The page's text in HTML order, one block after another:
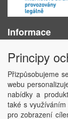
Informace
Obchodní
Ochrana osobních
Kontakt
Losování účtenek
Aktuality
Nastavení
Principy
Přizpůsobujeme
webu
nabídky a
také s
pro zobrazení